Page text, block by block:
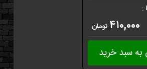
:
۴۱۰,۰۰۰ تومان
به سبد خرید